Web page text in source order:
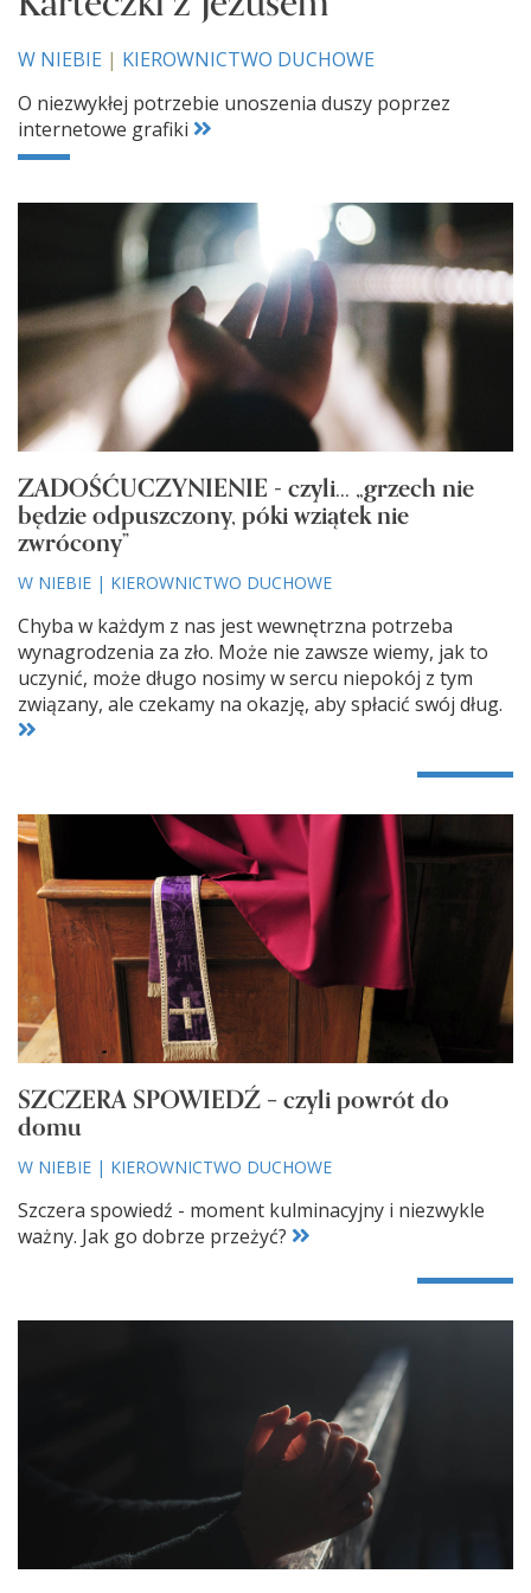
W NIEBIE | KIEROWNICTWO DUCHOWE
O niezwykłej potrzebie unoszenia duszy poprzez
internetowe grafiki
ZADOŚĆUCZYNIENIE - czyli... „grzech nie
będzie odpuszczony, póki wziątek nie
zwrócony”
W NIEBIE | KIEROWNICTWO DUCHOWE
Chyba w każdym z nas jest wewnętrzna potrzeba
wynagrodzenia za zło. Może nie zawsze wiemy, jak to
uczynić, może długo nosimy w sercu niepokój z tym
związany, ale czekamy na okazję, aby spłacić swój dług.
SZCZERA SPOWIEDŹ – czyli powrót do
domu
W NIEBIE | KIEROWNICTWO DUCHOWE
Szczera spowiedź - moment kulminacyjny i niezwykle
ważny. Jak go dobrze przeżyć?